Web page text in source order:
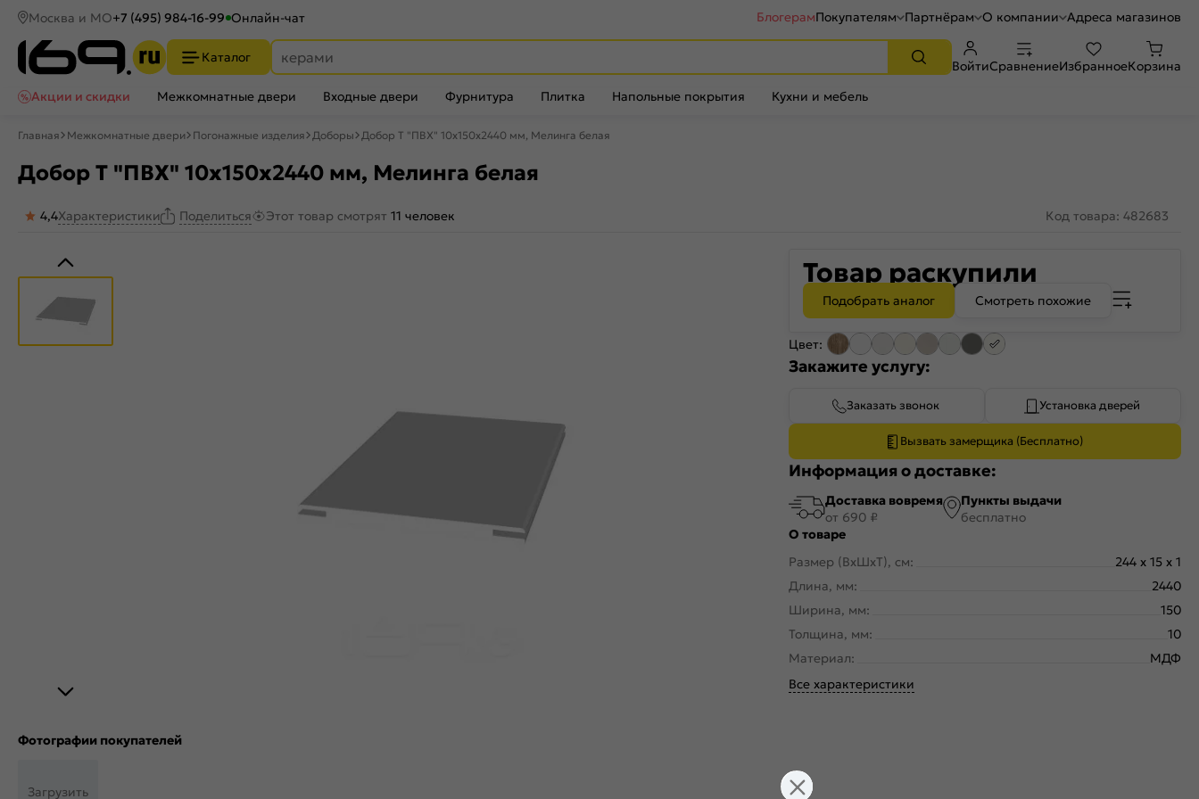
Москва и МО+7 (495) 984-16-99 Онлайн-чат БлогерамПокупателям Партнёрам О компании Адреса магазинов
Каталог
ВойтиСравнениеИзбранноеКорзина
Акции и скидки
Межкомнатные двери Входные двери Фурнитура Плитка Напольные покрытия Кухни и мебель
Главная Межкомнатные двери Погонажные изделия Доборы Добор Т "ПВХ" 10х150x2440 мм, Мелинга белая
Добор Т "ПВХ" 10х150x2440 мм, Мелинга белая
4,4Характеристики Поделиться Этот товар смотрят 11 человек Код товара: 482683
Фотографии покупателей
Загрузить
Товар раскупили
Подобрать аналог Смотреть похожие
Цвет:
Закажите услугу:
Заказать звонок Установка дверей
Вызвать замерщика (Бесплатно)
Информация о доставке:
Доставка вовремя
от 690 ₽
Пункты выдачи
бесплатно
О товаре
Размер (ВхШхТ), см:
244 x 15 x 1
Длина, мм:
2440
Ширина, мм:
150
Толщина, мм:
10
Материал:
МДФ
Все характеристики